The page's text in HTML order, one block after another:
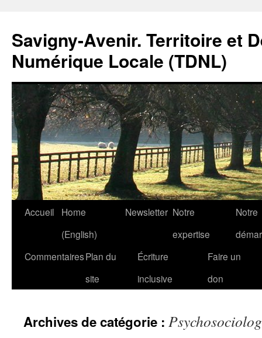
Savigny-Avenir. Territoire et
Numérique Locale (TDNL)
Aller
contenu
Accueil
Home
(English)
Newsletter Notre
expertise
Notre
CommentairesPlan du
site
Écriture
inclusive
Faire un
don
Archives de catégorie :